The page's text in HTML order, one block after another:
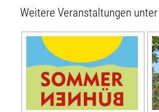
Weitere Veranstaltungen